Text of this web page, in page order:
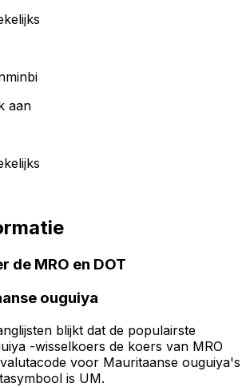
aan
de MRO en DOT
ouguiya
blijkt dat de populairste
-wisselkoers de koers van MRO
voor Mauritaanse ouguiya's
is UM.